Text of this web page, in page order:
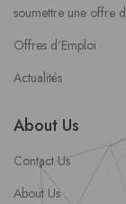
soumettre une offre
Offres d’Emploi
Actualités
About Us
Contact Us
About Us